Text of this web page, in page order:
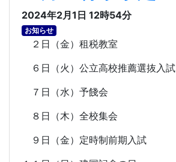
2024年2月1日 12時54分
お知らせ
２日（金）租税教室
６日（火）公立高校推薦選抜入試
７日（水）予餞会
８日（木）全校集会
９日（金）定時制前期入試